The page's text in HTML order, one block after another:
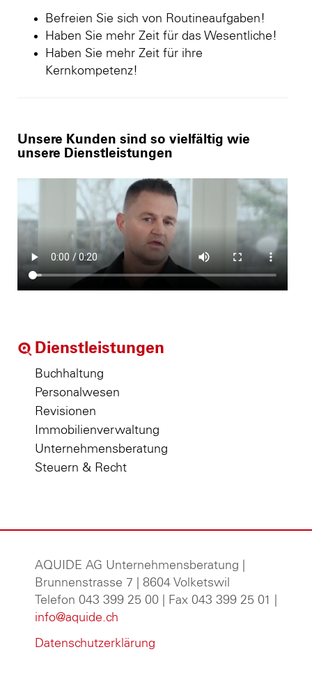
Befreien Sie sich von Routineaufgaben!
Haben Sie mehr Zeit für das Wesentliche!
Haben Sie mehr Zeit für ihre
Kernkompetenz!
Unsere Kunden sind so vielfältig wie
unsere Dienstleistungen
Dienstleistungen
Buchhaltung
Personalwesen
Revisionen
Immobilienverwaltung
Unternehmensberatung
Steuern & Recht
AQUIDE AG Unternehmensberatung
Brunnenstrasse 7 | 8604 Volketswil
Telefon 043 399 25 00 | Fax 043 399 25 01 |
info@aquide.ch
Datenschutzerklärung